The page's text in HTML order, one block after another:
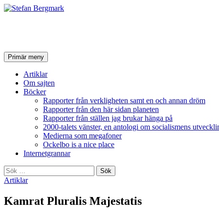
SökPrimär meny Hoppa
till
innehåll
Artiklar
Om sajten
Böcker
Rapporter från verkligheten samt en och annan dröm
Rapporter från den här sidan planeten
Rapporter från ställen jag brukar hänga på
2000-talets vänster, en antologi om socialismens
Medierna som megafoner
Ockelbo is a nice place
Internetgrannar
Sök
efter:
Artiklar
Kamrat Pluralis Majestatis